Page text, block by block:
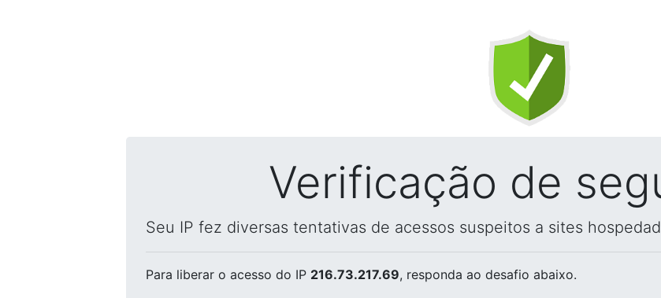
Verificação de
Seu IP fez diversas tentativas de acessos suspeitos a sites
Para liberar o acesso do IP 216.73.217.69, responda ao desafio abaixo.